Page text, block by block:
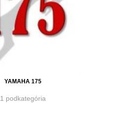
YAMAHA 175
1 podkategória